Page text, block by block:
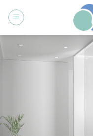
เนื้อหา